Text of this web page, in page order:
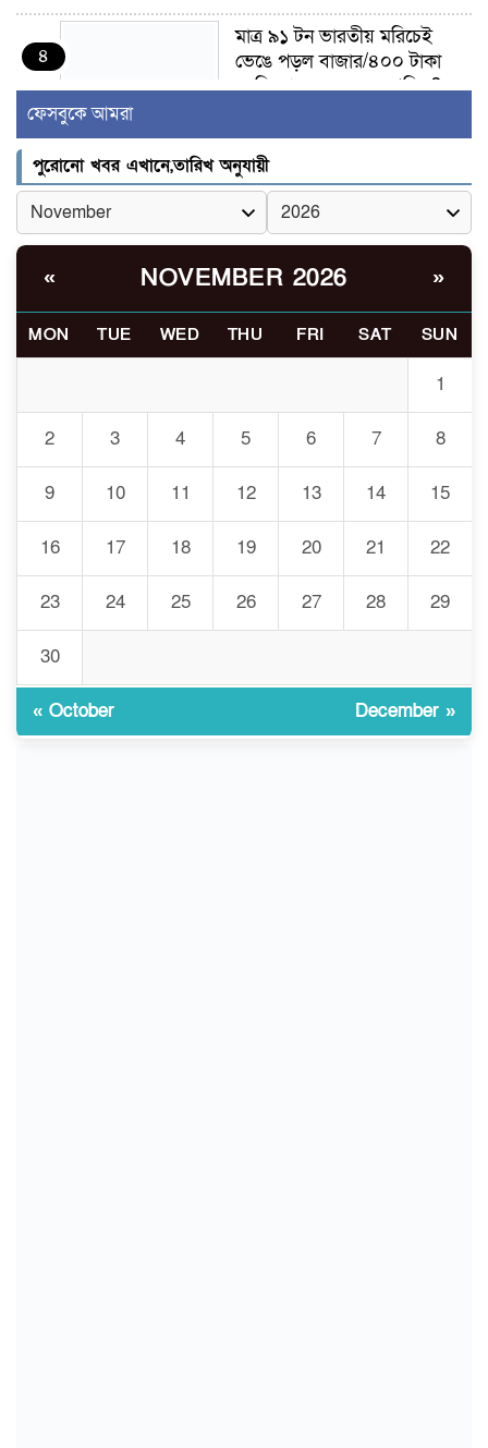
৪
মাত্র ৯১ টন ভারতীয় মরিচেই
ভেঙে পড়ল বাজার/৪০০ টাকা
কেজি দাম কে ধরে রেখেছিল?
৫
জুলাই আন্দোলন ছিল সম্মিলিত,
লক্ষ্য হওয়া উচিত ঐক্য ও
রাষ্ট্রগঠন
ভোরে ঝিনাইদহ সীমান্তে জটলা
দেখে বিএসএফের রাবার বুলেট,
চুয়াডাঙ্গা/ প্রথম স্ত্রীকে নিয়ে
বাড়ি
৮
শিক্ষকদের বদলি কার্যক্রম চালু
৯
বিশ্ববিদ্যালয় কি প্রস্তুত?
১০
ইসলামী বিশ্ববিদ্যালয়ে
ওরিয়েন্টেশন/ খাদ্যে হতাশার স্বাদ
ফেসবুকে আমরা
পুরোনো খবর এখানে,তারিখ অনুযায়ী
« NOVEMBER 2026 »
MON TUE WED THU FRI SAT SUN
1
2 3 4 5 6 7 8
9 10 11 12 13 14 15
16 17 18 19 20 21 22
23 24 25 26 27 28 29
30
« October December »